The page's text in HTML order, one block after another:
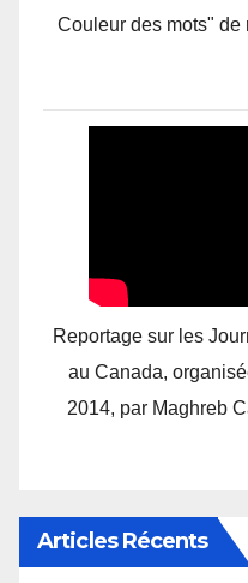
Couleur des mots" de
Reportage sur les
au Canada,
2014, par Maghreb
Articles Récents